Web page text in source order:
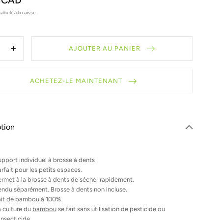
à la caisse.
Augmenter
la
quantité
dents
AJOUTER AU PANIER
ACHETEZ-LE MAINTENANT
individuel à brosse à dents
pour les petits espaces.
à la brosse à dents de sécher rapidement.
séparément. Brosse à dents non incluse.
de bambou à 100%
culture du bambouse fait sans utilisation de pesticide ou